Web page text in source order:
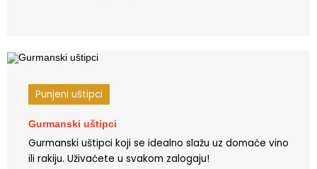
Punjeni uštipci
Gurmanski uštipci
Gurmanski uštipci koji se idealno slažu uz domaće vino
ili rakiju. Uživaćete u svakom zalogaju!